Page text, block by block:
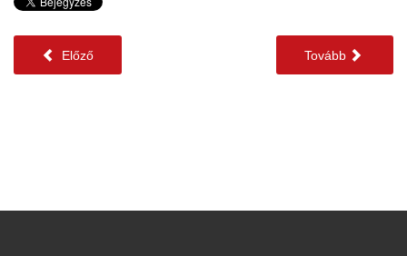
Előző Tovább